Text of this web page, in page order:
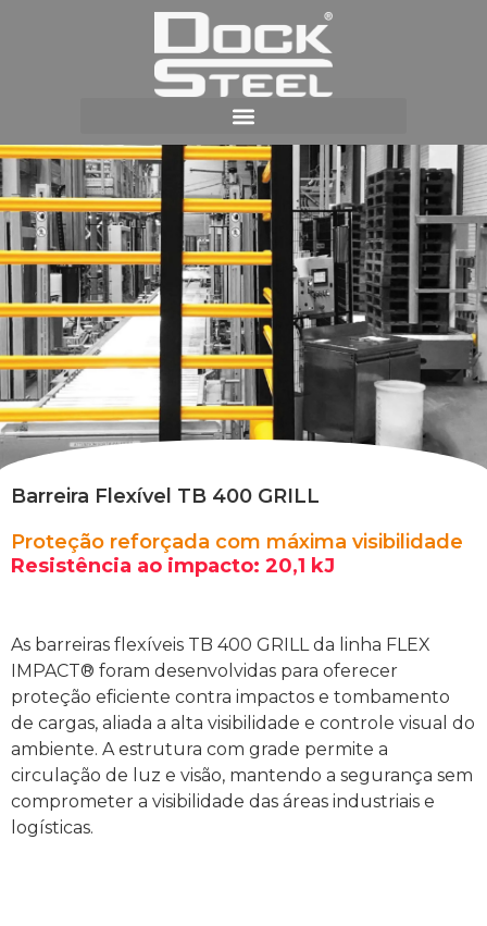
Barreira Flexível TB 400 GRILL
Proteção reforçada com máxima visibilidade
Resistência ao impacto: 20,1 kJ
As barreiras flexíveis TB 400 GRILL da linha FLEX
IMPACT® foram desenvolvidas para oferecer
proteção eficiente contra impactos e tombamento
de cargas, aliada a alta visibilidade e controle visual do
ambiente. A estrutura com grade permite a
circulação de luz e visão, mantendo a segurança sem
comprometer a visibilidade das áreas industriais e
logísticas.